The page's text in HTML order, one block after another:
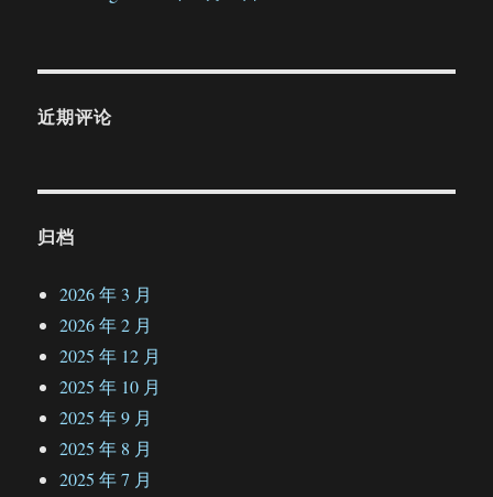
近期评论
归档
2026 年 3 月
2026 年 2 月
2025 年 12 月
2025 年 10 月
2025 年 9 月
2025 年 8 月
2025 年 7 月